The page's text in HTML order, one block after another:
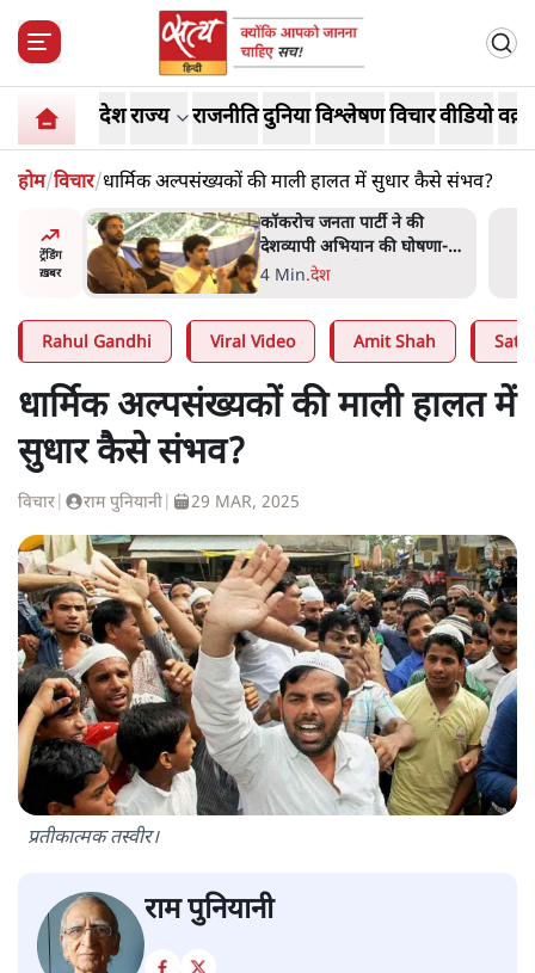
देशराज्य राजनीतिदुनियाविश्लेषणविचारवीडियो
होम/विचार/धार्मिक अल्पसंख्यकों की माली हालत में सुधार कैसे संभव?
ट्रेंडिंग
ख़बर
UPI पर प्रस्तावित शुल्क के पीछे
ट्रंप का दबाव? वीजा-मास्टरकार्ड
को फायदा पहुँचाने की चर्चा
6 Min.विश्लेषण
Rahul Gandhi Viral Video Amit Shah
धार्मिक अल्पसंख्यकों की माली हालत में
सुधार कैसे संभव?
विचार राम पुनियानी 29 MAR, 2025
प्रतीकात्मक तस्वीर।
राम पुनियानी